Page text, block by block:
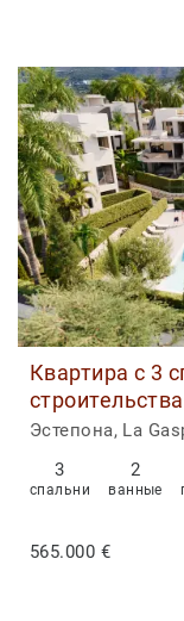
Квартира с 3
комплексе на
Эстепона, La
3
спальни
2
ванные
565.000 €